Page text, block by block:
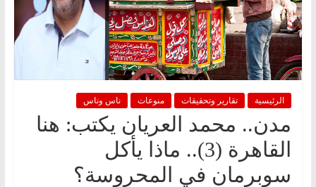
الرئيسية تقارير وتحقيقات منوعات ناس وناس
مدن.. محمد العريان يكتب: هنا
القاهرة (3).. ماذا يأكل
سوبرمان في المحروسة؟